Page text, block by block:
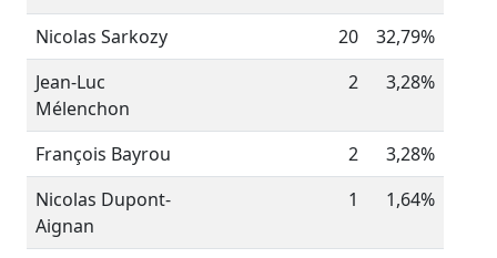
Nicolas Sarkozy
20
32,79%
Jean-Luc
Mélenchon
2 3,28%
François Bayrou 2
3,28%
Nicolas Dupont-
Aignan
1 1,64%